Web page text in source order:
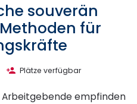
souverän
für
Plätze verfügbar
empfinden